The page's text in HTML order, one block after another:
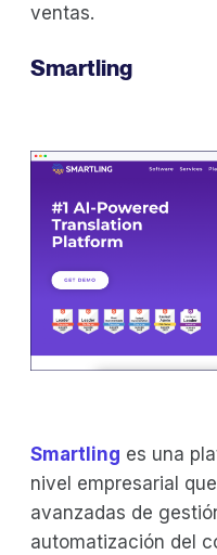
ventas.
Smartling
Smartling es una
nivel empresarial
avanzadas de
automatización del